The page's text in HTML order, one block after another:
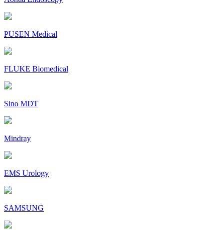
PUSEN Medical
FLUKE Biomedical
Sino MDT
Mindray
EMS Urology
SAMSUNG